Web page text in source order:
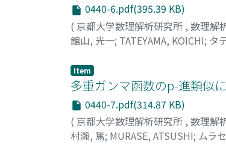
0440-6.pdf(395.39 KB)
( 京都大学数理解析研究所 , 数理解
館山, 光一; TATEYAMA, KOICHI; タ
Item
多重ガンマ函数のp-進類似
0440-7.pdf(314.87 KB)
( 京都大学数理解析研究所 , 数理解
村瀬, 篤; MURASE, ATSUSHI; ムラ